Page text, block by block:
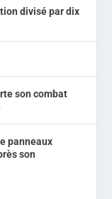
divisé par dix
son combat
panneaux
son